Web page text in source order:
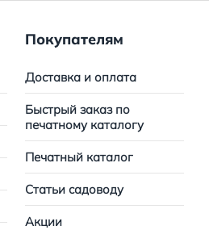
Покупателям
Доставка и оплата
Быстрый заказ по
печатному каталогу
Печатный каталог
Статьи садоводу
Акции